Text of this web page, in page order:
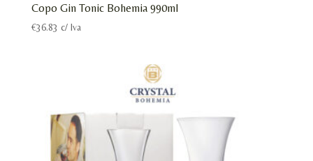
Copo Gin Tonic Bohemia 990ml
€36.83 c/ Iva